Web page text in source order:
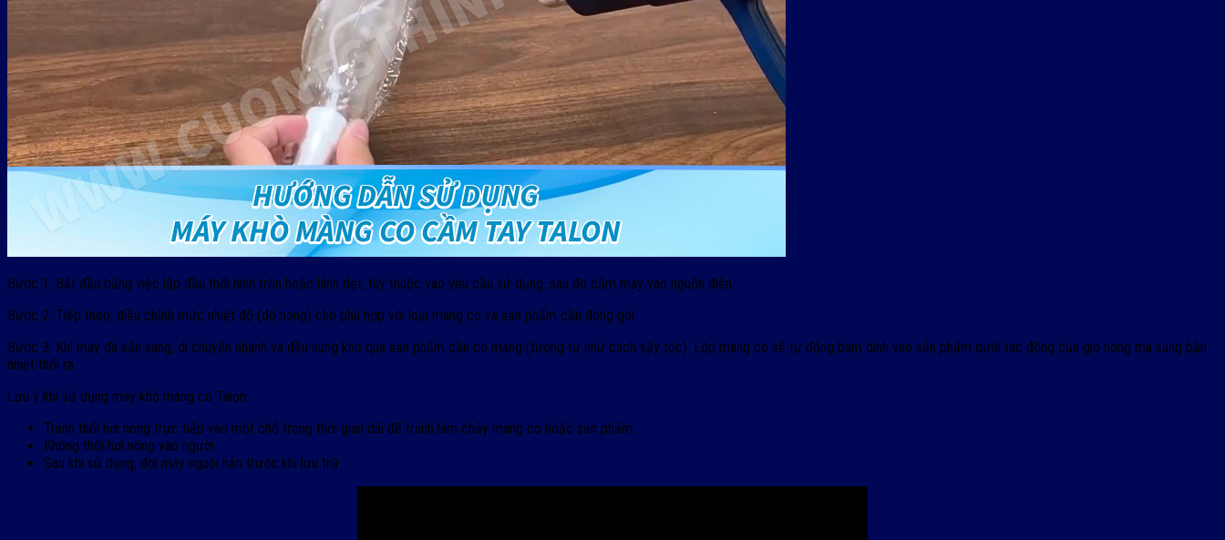
Bước 1: Bắt đầu bằng việc lắp đầu thổi hình tròn hoặc hình dẹt, tùy thuộc vào yêu cầu sử dụng, sau đó cắm máy vào nguồn điện.
Bước 2: Tiếp theo, điều chỉnh mức nhiệt độ (độ nóng) cho phù hợp với loại màng co và sản phẩm cần đóng gói.
Bước 3: Khi máy đã sẵn sàng, di chuyển nhanh và đều súng khò qua sản phẩm cần co màng (tương tự như cách sấy tóc). Lớp màng co sẽ tự động bám dính vào sản phẩm dưới tác động của gió nóng mà súng bắn
nhiệt thổi ra.
Lưu ý khi sử dụng máy khò màng co Talon:
Tránh thổi hơi nóng trực tiếp vào một chỗ trong thời gian dài để tránh làm chảy màng co hoặc sản phẩm.
Không thổi hơi nóng vào người.
Sau khi sử dụng, đợi máy nguội hẳn trước khi lưu trữ.